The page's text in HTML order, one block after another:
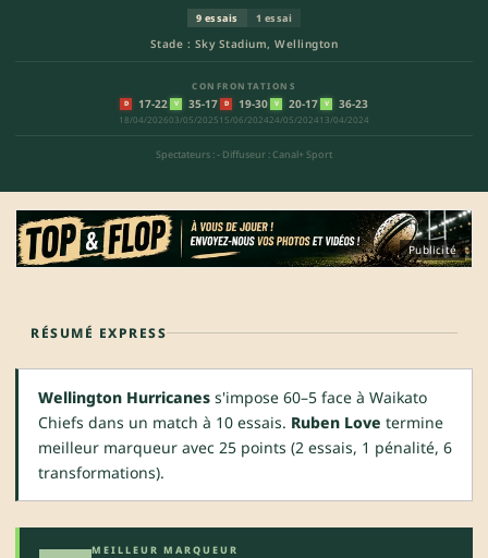
Stade : Sky Stadium, Wellington
9 essais 1 essai
CONFRONTATIONS
D 17-22
18/04/2026
V 35-17
03/05/2025
D 19-30
15/06/2024
V 20-17
24/05/2024
V 36-23
13/04/2024
Spectateurs : - Diffuseur : Canal+ Sport
Publicité
RÉSUMÉ EXPRESS
Wellington Hurricanes s'impose 60–5 face à Waikato
Chiefs dans un match à 10 essais. Ruben Love termine
meilleur marqueur avec 25 points (2 essais, 1 pénalité, 6
transformations).
MEILLEUR MARQUEUR